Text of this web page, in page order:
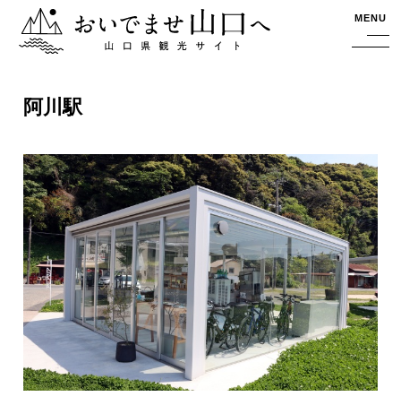
おいでませ山口へー山口県観光サイト MENU
阿川駅